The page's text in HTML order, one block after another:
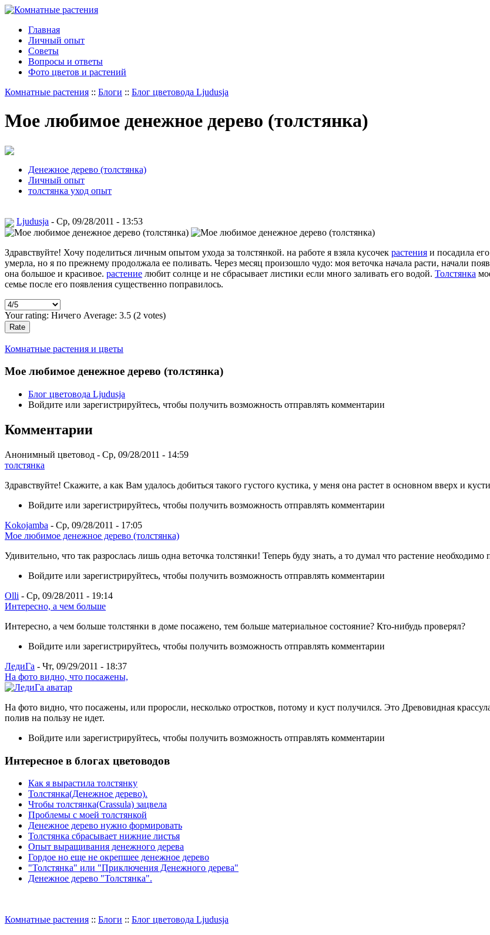
Главная
Личный опыт
Советы
Вопросы и ответы
Фото цветов и растений
Комнатные растения :: Блоги :: Блог цветовода Ljudusja
Мое любимое денежное дерево (толстянка)
Денежное дерево (толстянка)
Личный опыт
толстянка уход опыт
Ljudusja - Ср, 09/28/2011 - 13:53
Здравствуйте! Хочу поделиться личным опытом ухода за толстянкой. на работе я взяла кусочек растения и посадила
умерла, но я по прежнему продолжала ее поливать. Через месяц произошло чудо: моя веточка начала расти, начали
она большое и красивое. растение любит солнце и не сбрасывает листики если много заливать его водой. Толстянка
семье после его появления существенно поправилось.
Your rating: Ничего Average: 3.5 (2 votes)
Комнатные растения и цветы
Мое любимое денежное дерево (толстянка)
Блог цветовода Ljudusja
Войдите или зарегистрируйтесь, чтобы получить возможность отправлять комментарии
Комментарии
Анонимный цветовод - Ср, 09/28/2011 - 14:59
толстянка
Здравствуйте! Скажите, а как Вам удалось добиться такого густого кустика, у меня она растет в основном вверх и
Войдите или зарегистрируйтесь, чтобы получить возможность отправлять комментарии
Kokojamba - Ср, 09/28/2011 - 17:05
Мое любимое денежное дерево (толстянка)
Удивительно, что так разрослась лишь одна веточка толстянки! Теперь буду знать, а то думал что растение необходимо
Войдите или зарегистрируйтесь, чтобы получить возможность отправлять комментарии
Olli - Ср, 09/28/2011 - 19:14
Интересно, а чем больше
Интересно, а чем больше толстянки в доме посажено, тем больше материальное состояние? Кто-нибудь проверял?
Войдите или зарегистрируйтесь, чтобы получить возможность отправлять комментарии
ЛедиГа - Чт, 09/29/2011 - 18:37
На фото видно, что посажены,
На фото видно, что посажены, или проросли, несколько отростков, потому и куст получился. Это Древовидная
полив на пользу не идет.
Войдите или зарегистрируйтесь, чтобы получить возможность отправлять комментарии
Интересное в блогах цветоводов
Как я вырастила толстянку
Толстянка(Денежное дерево).
Чтобы толстянка(Crassula) зацвела
Проблемы с моей толстянкой
Денежное дерево нужно формировать
Толстянка сбрасывает нижние листья
Опыт выращивания денежного дерева
Гордое но еще не окрепшее денежное дерево
"Толстянка" или "Приключения Денежного дерева"
Денежное дерево "Толстянка".
Комнатные растения :: Блоги :: Блог цветовода Ljudusja